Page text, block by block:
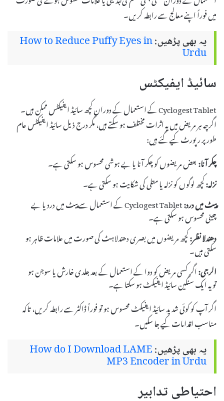
میں فوراً اپنے معالج سے رابطہ کریں۔
یہ بھی پڑھیں:How to Reduce Puffy Eyes in
Urdu
سائیڈ ایفیکٹس
Cyclogest Tablet کے استعمال کے دوران کچھ سائیڈ ایفیکٹس ممکن ہیں۔
اگرچہ ہر مریض میں یہ اثرات مختلف ہو سکتے ہیں، مگر درج ذیل سائیڈ ایفیکٹس عام
طور پر رپورٹ کیے گئے ہیں:
چکر آنا:بعض مریضوں کو چکر آنا یا بے ہوشی محسوس ہو سکتی ہے۔
نزلہ:کچھ لوگوں کو نزلہ یا متلی کی شکایت ہو سکتی ہے۔
پیٹ میں درد:
Cyclogest Tablet کے استعمال سے پیٹ میں درد یا بے
چینی محسوس ہو سکتی ہے۔
دھندلا نظر:کچھ مریضوں میں بصری دھندلاہٹ کی صورت میں علامات ظاہر ہو
سکتی ہیں۔
الرجی:اگر کسی مریض کو دوا کے استعمال کے بعد جلدی خارش یا سوجن ہو
تو یہ ایک سنگین سائیڈ ایفیکٹ ہو سکتا ہے۔
اگر آپ کو کوئی شدید سائیڈ ایفیکٹ محسوس ہو تو فوراً ڈاکٹر سے رابطہ کریں، تاکہ
مناسب اقدامات کیے جا سکیں۔
یہ بھی پڑھیں:How do I Download LAME
MP3 Encoder in Urdu
احتیاطی تدابیر